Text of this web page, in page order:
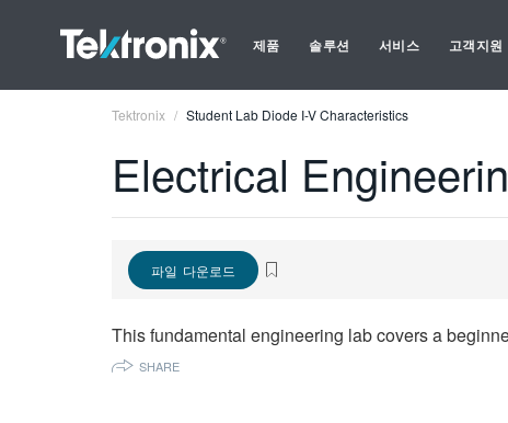
제품 솔루션 서비스 고객지원
Tektronix Student Lab Diode I-V Characteristics
Electrical
파일 다운로드
This fundamental engineering lab covers a
SHARE